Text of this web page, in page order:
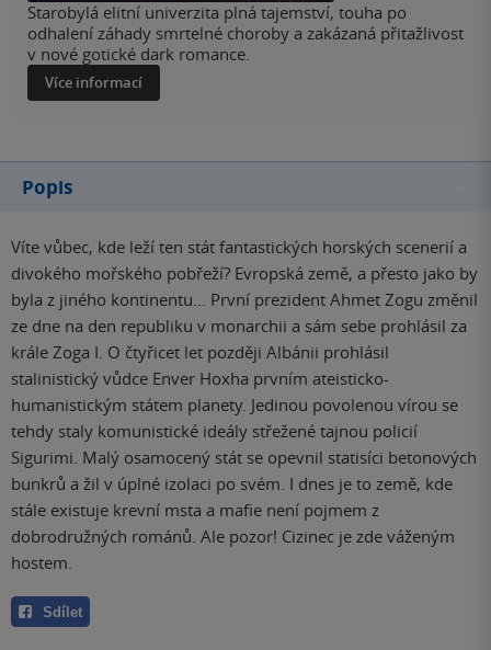
Starobylá elitní univerzita plná tajemství, touha po
odhalení záhady smrtelné choroby a zakázaná přitažlivost
v nové gotické dark romance.
Více informací
Popis
Víte vůbec, kde leží ten stát fantastických horských scenerií a
divokého mořského pobřeží? Evropská země, a přesto jako by
byla z jiného kontinentu… První prezident Ahmet Zogu změnil
ze dne na den republiku v monarchii a sám sebe prohlásil za
krále Zoga I. O čtyřicet let později Albánii prohlásil
stalinistický vůdce Enver Hoxha prvním ateisticko-
humanistickým státem planety. Jedinou povolenou vírou se
tehdy staly komunistické ideály střežené tajnou policií
Sigurimi. Malý osamocený stát se opevnil statisíci betonových
bunkrů a žil v úplné izolaci po svém. I dnes je to země, kde
stále existuje krevní msta a mafie není pojmem z
dobrodružných románů. Ale pozor! Cizinec je zde váženým
hostem.
Sdílet